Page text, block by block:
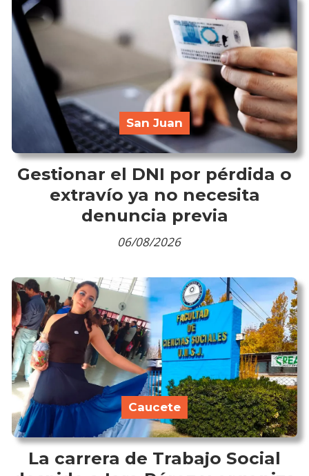
Gestionar el DNI por pérdida o
extravío ya no necesita
denuncia previa
San Juan
06/08/2026
La carrera de Trabajo Social
Caucete